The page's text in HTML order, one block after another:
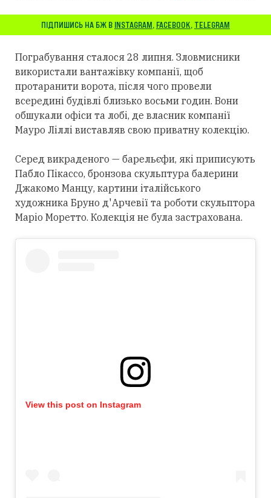
ПІДПИШИСЬ НА БЖ В INSTAGRAM, FACEBOOK, TELEGRAM
Пограбування сталося 28 липня. Зловмисники
використали вантажівку компанії, щоб
протаранити ворота, після чого провели
всередині будівлі близько восьми годин. Вони
обшукали офіси та лобі, де власник компанії
Мауро Ліллі виставляв свою приватну колекцію.
Серед викраденого — барельєфи, які приписують
Пабло Пікассо, бронзова скульптура балерини
Джакомо Манцу, картини італійського
художника Бруно д'Арчевії та роботи скульптора
Маріо Моретто. Колекція не була застрахована.
View this post on Instagram